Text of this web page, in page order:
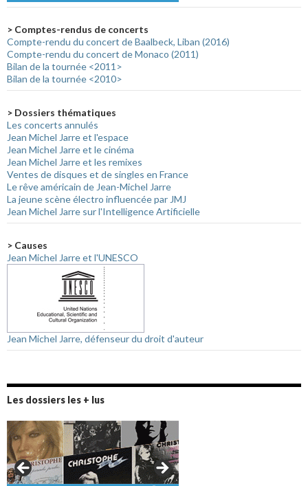
> Comptes-rendus de concerts
Compte-rendu du concert de Baalbeck, Liban (2016)
Compte-rendu du concert de Monaco (2011)
Bilan de la tournée <2011>
Bilan de la tournée <2010>
> Dossiers thématiques
Les concerts annulés
Jean Michel Jarre et l'espace
Jean Michel Jarre et le cinéma
Jean Michel Jarre et les remixes
Ventes de disques et de singles en France
Le rêve américain de Jean-Michel Jarre
La jeune scène électro influencée par JMJ
Jean Michel Jarre sur l'Intelligence Artificielle
> Causes
Jean Michel Jarre et l'UNESCO
Jean Michel Jarre, défenseur du droit d'auteur
Les dossiers les + lus